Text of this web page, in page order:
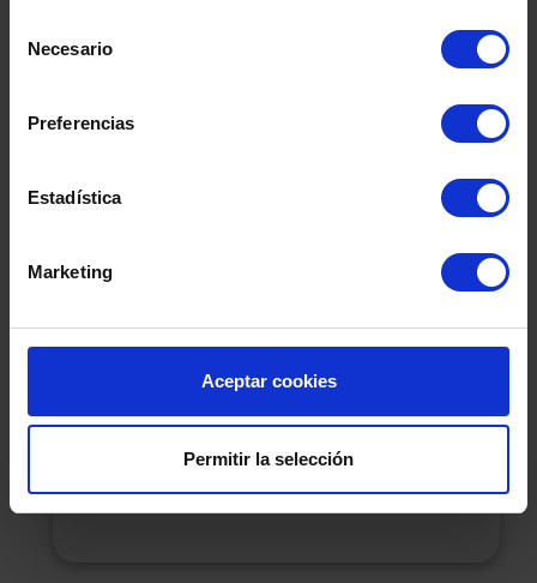
Necesario
Preferencias
Estadística
Marketing
Aceptar cookies
Permitir la selección
FILTRO TWIN FILTER HPF 18-D-14 2 m2 DE
SEGUNDA MANO
C7997
Más información